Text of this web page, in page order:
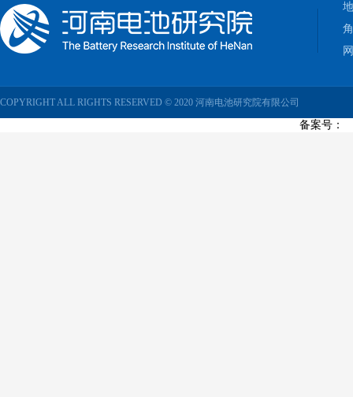
角
COPYRIGHT ALL RIGHTS RESERVED © 2020 河南电池研究院有限公司
备案号：